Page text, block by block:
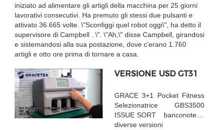
iniziato ad alimentare gli artigli della macchina per 25 giorni
lavorativi consecutivi. Ha premuto gli stessi due pulsanti e
attivato 36.665 volte. \"Sconfiggi quel robot oggi\", ha detto il
supervisore di Campbell . \". \"Ah,\" disse Campbell, girandosi
e sistemandosi alla sua postazione, dove c'erano 1.760
artigli e otto ore prima di tornare a casa.
VERSIONE USD GT31
GRACE 3+1 Pocket Fitness
Selezionatrice GBS3500
ISSUE SORT banconote in
diverse versioni